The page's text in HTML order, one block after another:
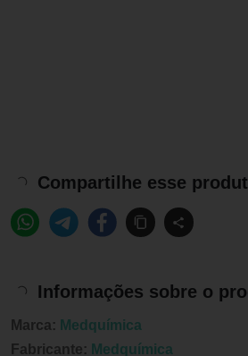
Compartilhe esse
Informações sobre o
Marca: Medquímica
Fabricante: Medquímica